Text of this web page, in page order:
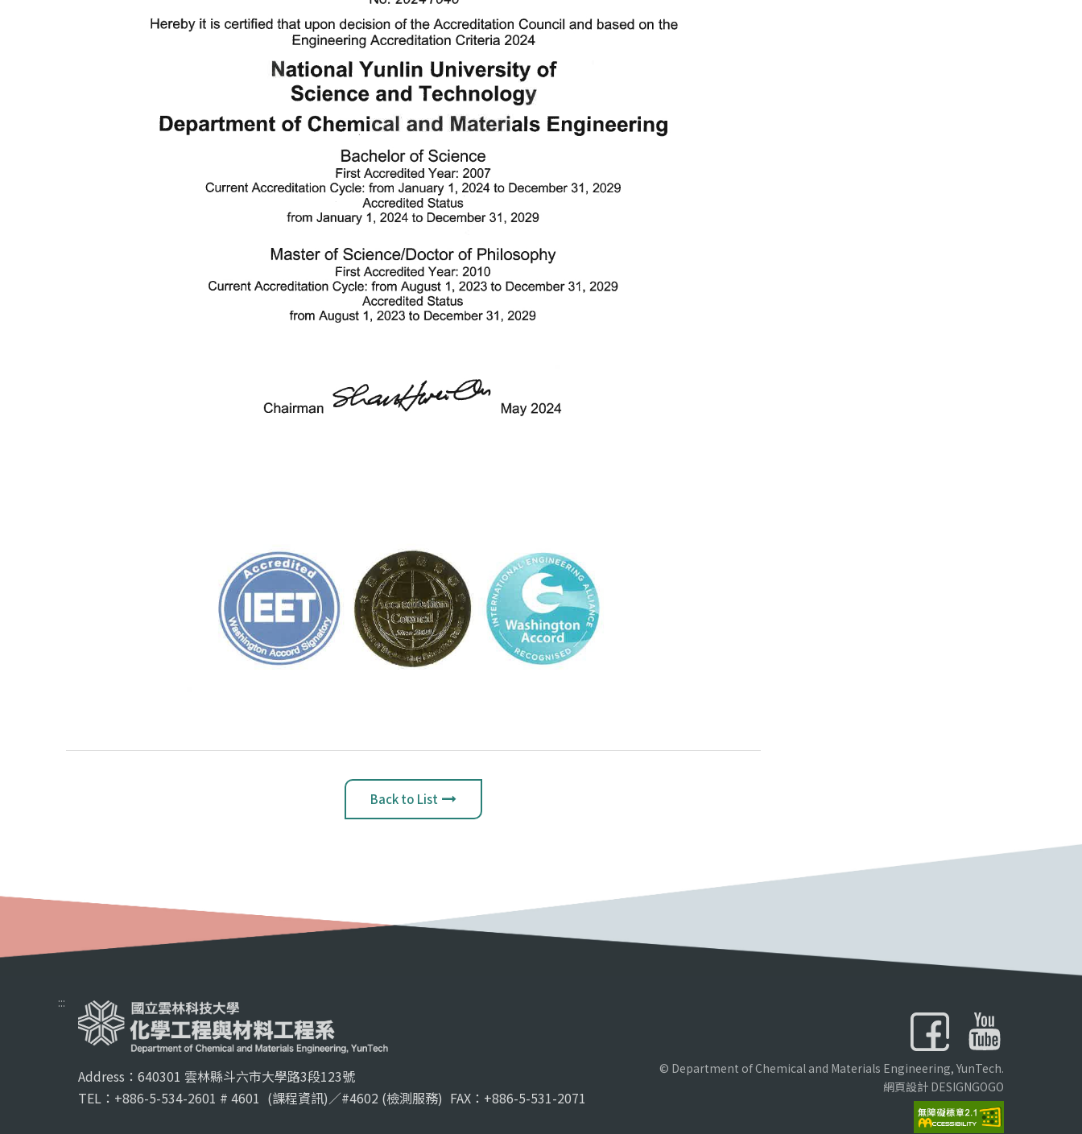
Back to List
:::
Address：640301 雲林縣斗六市大學路3段123號
TEL：+886-5-534-2601 # 4601 (課程資訊)／#4602 (檢測服務) FAX：+886-5-531-2071
© Department of Chemical and Materials Engineering, YunTech.
網頁設計 DESIGNGOGO